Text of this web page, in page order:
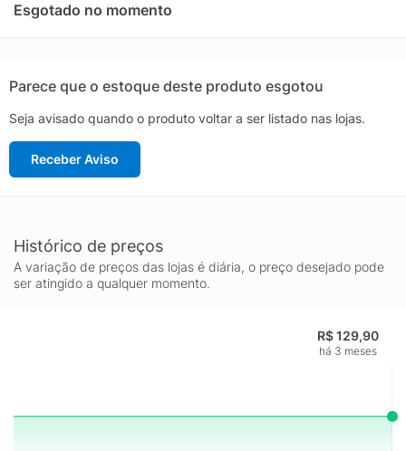
Esgotado no momento
Parece que o estoque deste produto esgotou
Seja avisado quando o produto voltar a ser listado nas lojas.
Receber Aviso
Histórico de preços
A variação de preços das lojas é diária, o preço desejado pode
ser atingido a qualquer momento.
R$ 129,90
há 3 meses